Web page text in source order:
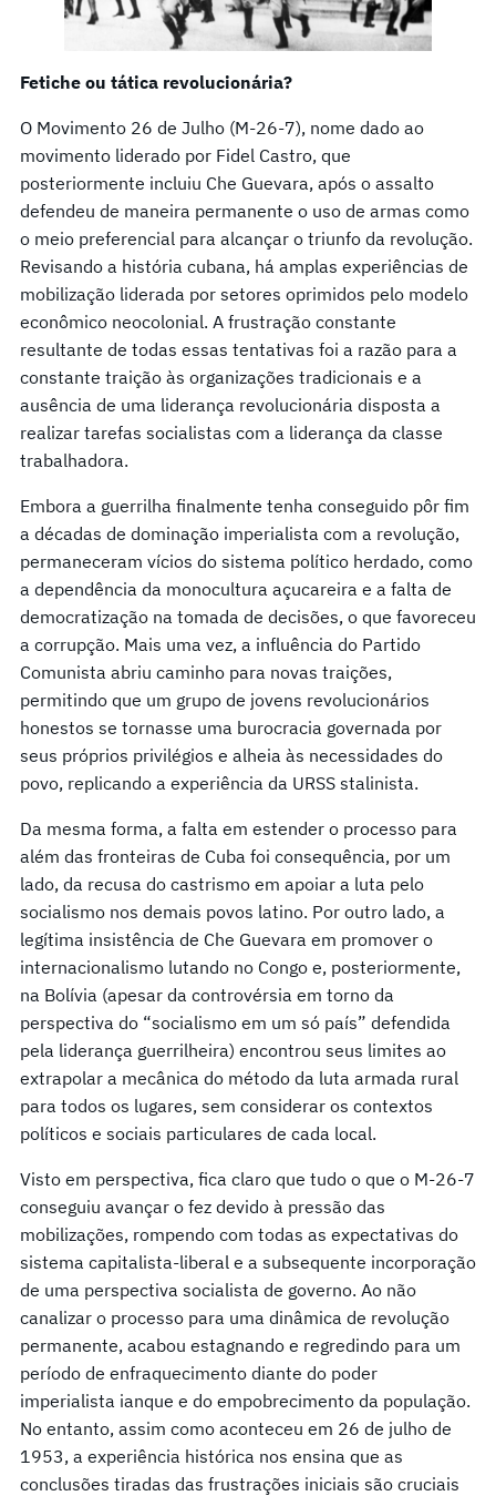
Fetiche ou tática revolucionária?
O Movimento 26 de Julho (M-26-7), nome dado ao
movimento liderado por Fidel Castro, que
posteriormente incluiu Che Guevara, após o assalto
defendeu de maneira permanente o uso de armas como
o meio preferencial para alcançar o triunfo da revolução.
Revisando a história cubana, há amplas experiências de
mobilização liderada por setores oprimidos pelo modelo
econômico neocolonial. A frustração constante
resultante de todas essas tentativas foi a razão para a
constante traição às organizações tradicionais e a
ausência de uma liderança revolucionária disposta a
realizar tarefas socialistas com a liderança da classe
trabalhadora.
Embora a guerrilha finalmente tenha conseguido pôr fim
a décadas de dominação imperialista com a revolução,
permaneceram vícios do sistema político herdado, como
a dependência da monocultura açucareira e a falta de
democratização na tomada de decisões, o que favoreceu
a corrupção. Mais uma vez, a influência do Partido
Comunista abriu caminho para novas traições,
permitindo que um grupo de jovens revolucionários
honestos se tornasse uma burocracia governada por
seus próprios privilégios e alheia às necessidades do
povo, replicando a experiência da URSS stalinista.
Da mesma forma, a falta em estender o processo para
além das fronteiras de Cuba foi consequência, por um
lado, da recusa do castrismo em apoiar a luta pelo
socialismo nos demais povos latino. Por outro lado, a
legítima insistência de Che Guevara em promover o
internacionalismo lutando no Congo e, posteriormente,
na Bolívia (apesar da controvérsia em torno da
perspectiva do “socialismo em um só país” defendida
pela liderança guerrilheira) encontrou seus limites ao
extrapolar a mecânica do método da luta armada rural
para todos os lugares, sem considerar os contextos
políticos e sociais particulares de cada local.
Visto em perspectiva, fica claro que tudo o que o M-26-7
conseguiu avançar o fez devido à pressão das
mobilizações, rompendo com todas as expectativas do
sistema capitalista-liberal e a subsequente incorporação
de uma perspectiva socialista de governo. Ao não
canalizar o processo para uma dinâmica de revolução
permanente, acabou estagnando e regredindo para um
período de enfraquecimento diante do poder
imperialista ianque e do empobrecimento da população.
No entanto, assim como aconteceu em 26 de julho de
1953, a experiência histórica nos ensina que as
conclusões tiradas das frustrações iniciais são cruciais